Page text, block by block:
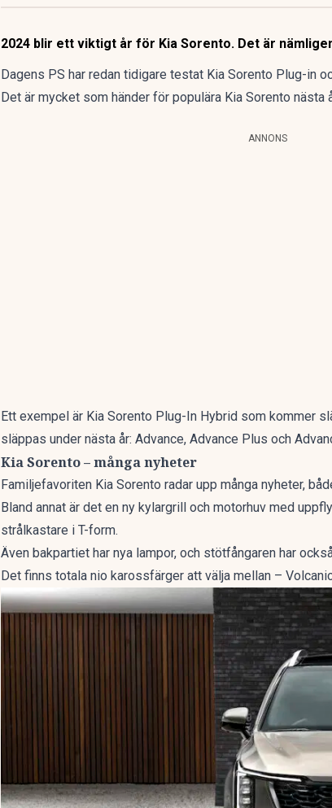
2024 blir ett viktigt år för Kia Sorento. Det är
Dagens PS har redan tidigare testat Kia Sorento Plug-in
Det är mycket som händer för populära Kia Sorento
ANNONS
Ett exempel är Kia Sorento Plug-In Hybrid som kommer
släppas under nästa år: Advance, Advance Plus och
Kia Sorento – många nyheter
Familjefavoriten Kia Sorento radar upp många nyheter,
Bland annat är det en ny kylargrill och motorhuv med
strålkastare i T-form.
Även bakpartiet har nya lampor, och stötfångaren har
Det finns totala nio karossfärger att välja mellan –